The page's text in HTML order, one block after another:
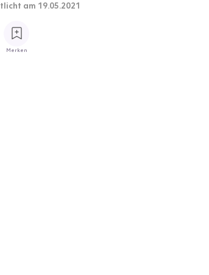
am 19.05.2021
Merken